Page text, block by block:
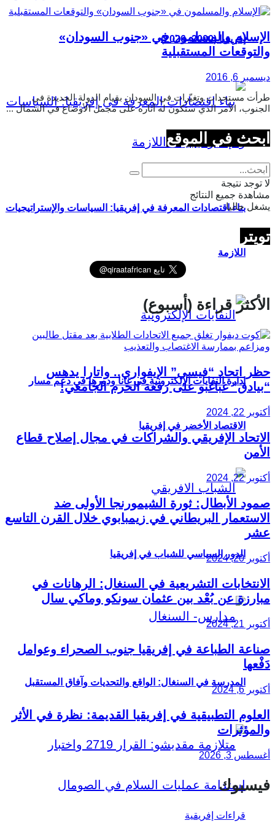
إفريقيا (2000–2026)
بناء اقتصادات المعرفة في إفريقيا: السياسات والإستراتيجيات
اللازمة
إدارة النفايات الإلكترونية في غانا ودورها في دعم مسار
الاقتصاد الأخضر في إفريقيا
الدور السياسي للشباب في إفريقيا
المدرسة في السنغال: الواقع والتحديات وآفاق المستقبل
الإسلام والمسلمون في «جنوب السودان»
والتوقعات المستقبلية
ديسمبر 6, 2016
طرأت مستجدات وتغيّرات في السودان بقيام الدولة الجديدة في
الجنوب، الأمر الذي ستكون له آثاره على مجمل الأوضاع في الشمال ...
ابحث في الموقع
لا توجد نتيجة
مشاهدة جميع النتائج
يشغل حاليا
تويتر
الأكثر قراءة (أسبوع)
حظر اتحاد “فيسي” الإيفواري.. واتارا يدهس
“بيادق” غباغبو على رقعة الحرم الجامعي!
أكتوبر 22, 2024
الاتحاد الإفريقي والشراكات في مجال إصلاح قطاع
الأمن
أكتوبر 22, 2024
صمود الأبطال: ثورة الشيمورنجا الأولى ضد
الاستعمار البريطاني في زيمبابوي خلال القرن التاسع
عشر
أكتوبر 20, 2024
الانتخابات التشريعية في السنغال: الرهانات في
مبارزة عن بُعْد بين عثمان سونكو وماكي سال
أكتوبر 21, 2024
صناعة الطباعة في إفريقيا جنوب الصحراء وعوامل
دَفْعها
أكتوبر 6, 2024
العلوم التطبيقية في إفريقيا القديمة: نظرة في الأثر
والمؤثرات
أغسطس 3, 2026
فيسبوك